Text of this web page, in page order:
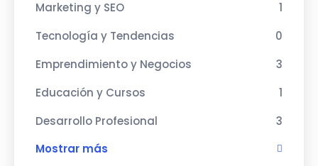
Marketing y SEO
1
Tecnología y Tendencias
0
Emprendimiento y Negocios
3
Educación y Cursos
1
Desarrollo Profesional
3
Mostrar más